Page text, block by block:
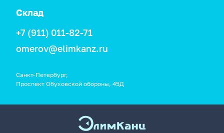
Склад
+7 (911) 011-82-71
omerov@elimkanz.ru
Санкт-Петербург,
Проспект Обуховской обороны, 45Д